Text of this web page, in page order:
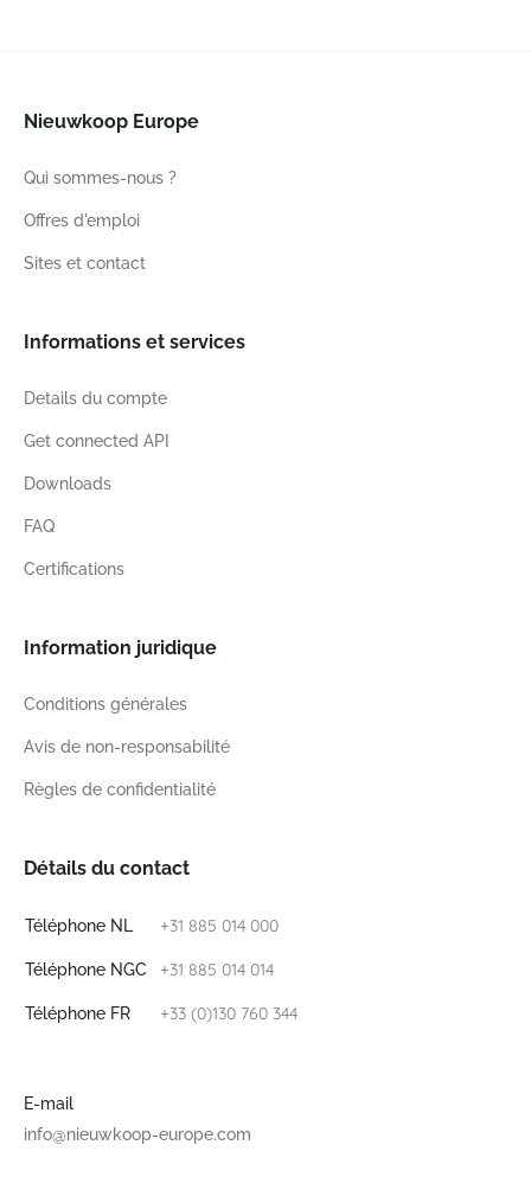
Nieuwkoop Europe
Qui sommes-nous ?
Offres d'emploi
Sites et contact
Informations et services
Details du compte
Get connected API
Downloads
FAQ
Certifications
Information juridique
Conditions générales
Avis de non-responsabilité
Règles de confidentialité
Détails du contact
Téléphone NL +31 885 014 000
Téléphone NGC +31 885 014 014
Téléphone FR +33 (0)130 760 344
E-mail
info@nieuwkoop-europe.com